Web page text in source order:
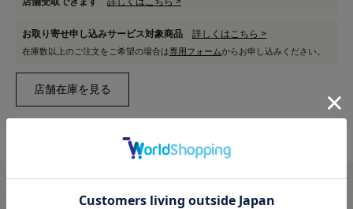
お取り寄せ申し込みサービス対象商品 詳しくはこちら >
在庫数以上のご注文をご希望の場合は専用フォームからお申し込みください。
※新宿オカダヤ本店お取り扱い商品のご注文専用ページです※